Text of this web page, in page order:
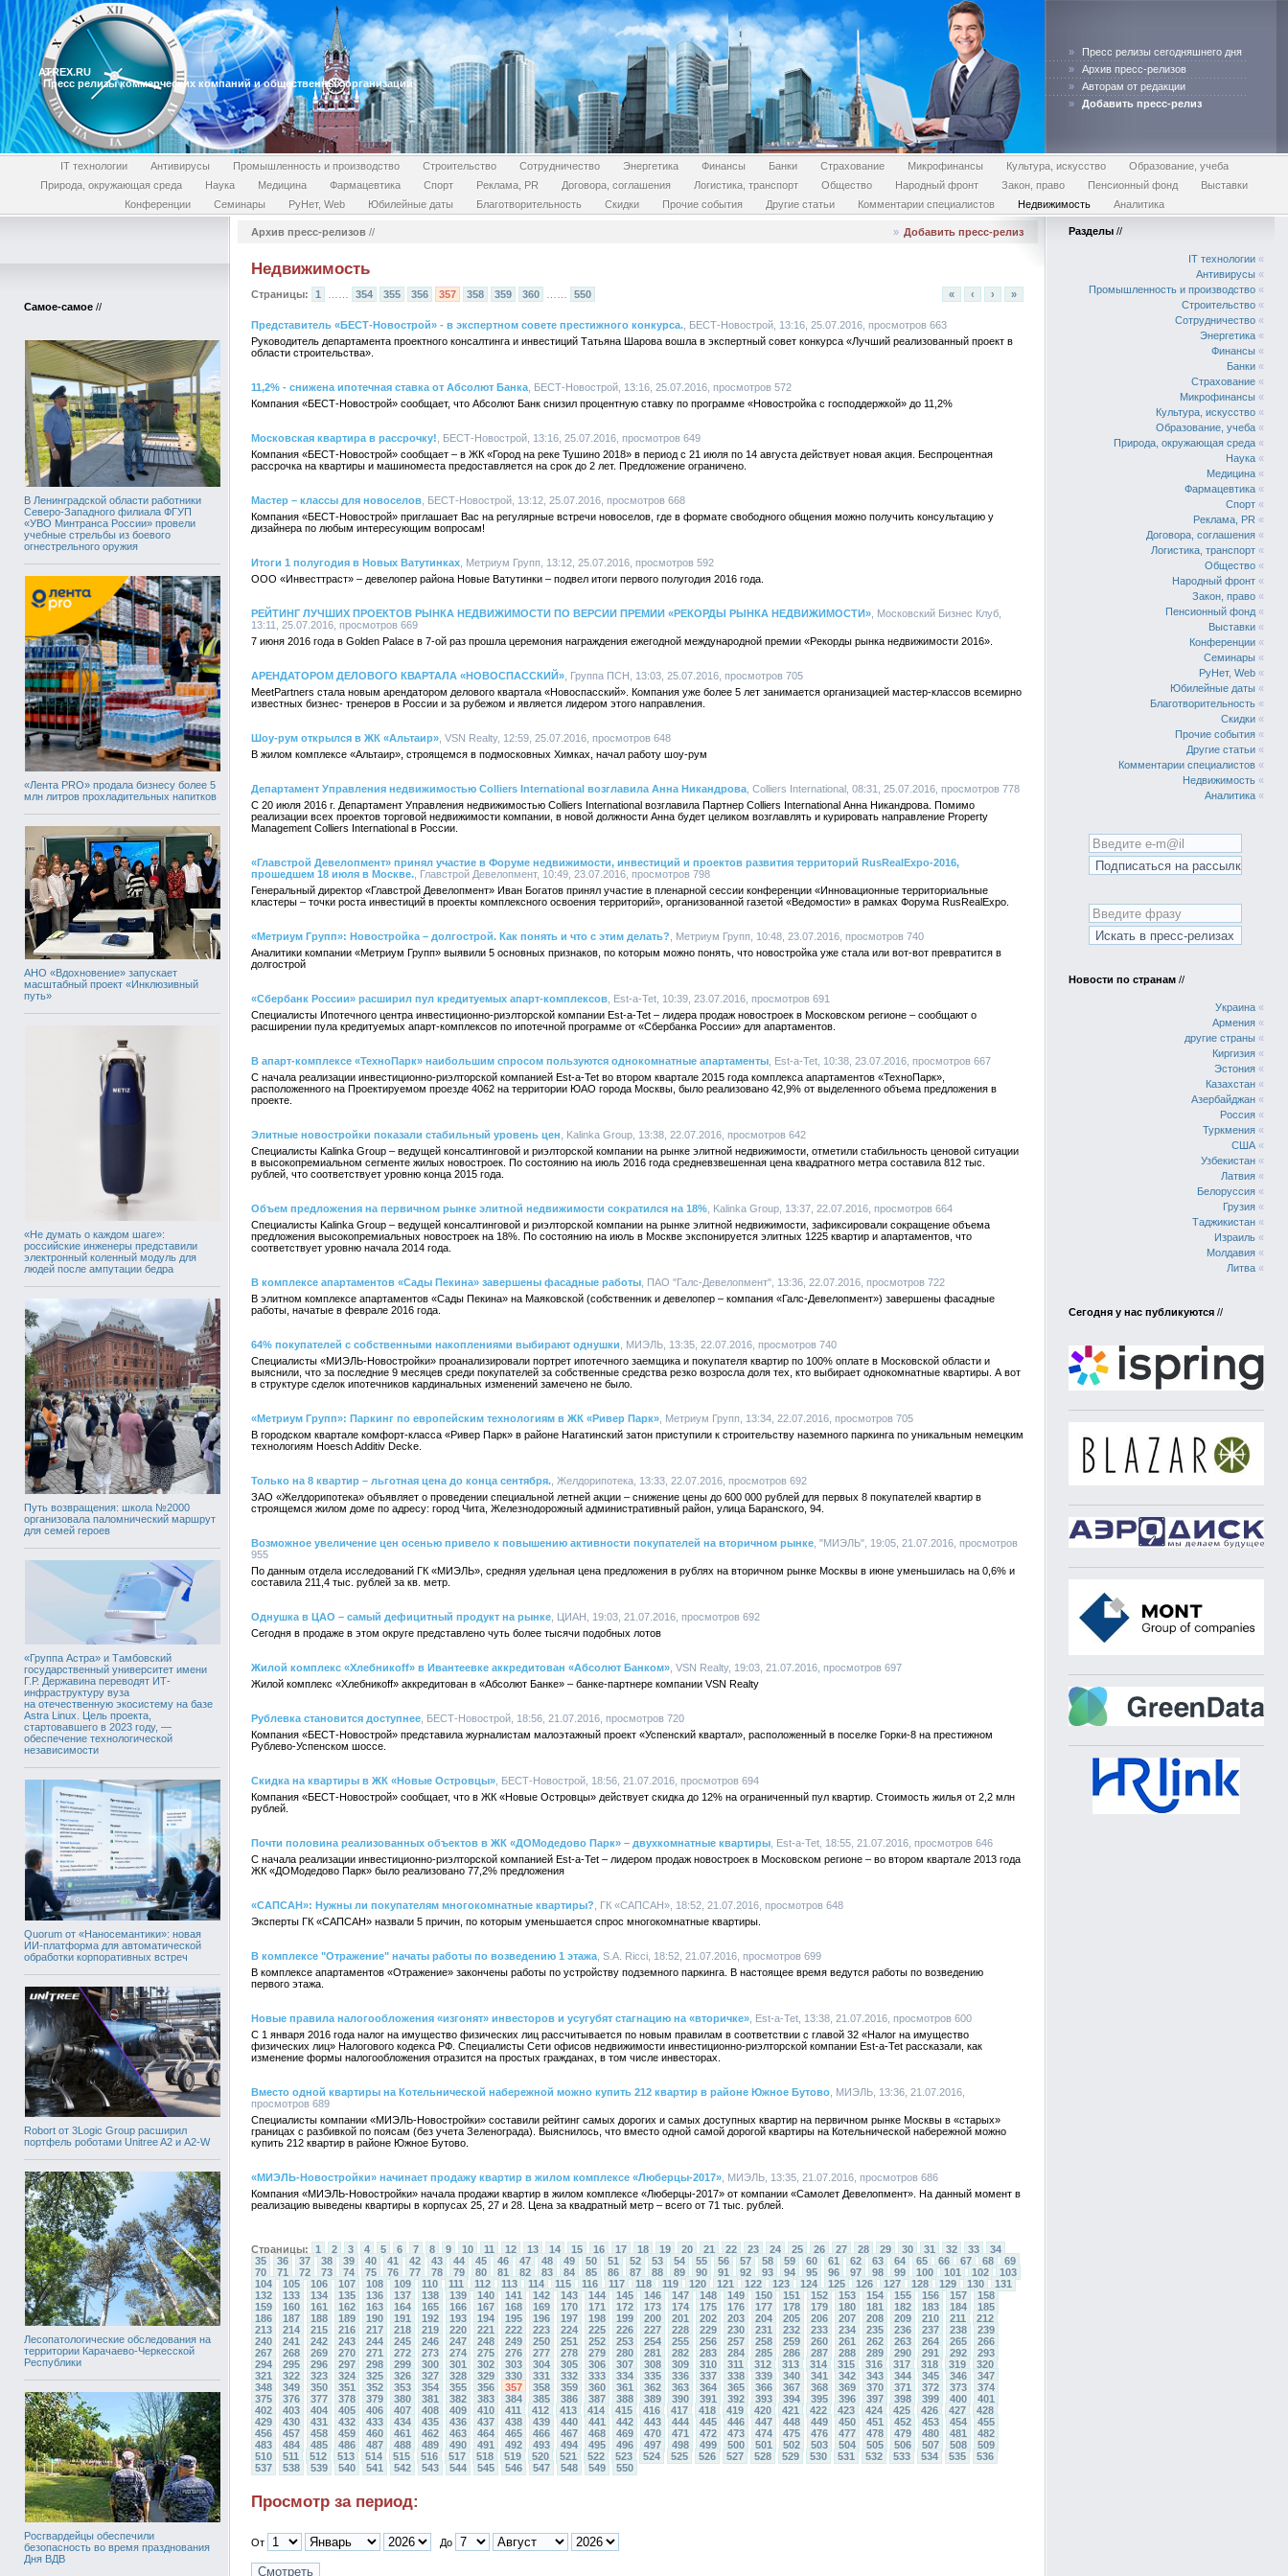
ATREX.RU
Пресс релизы коммерческих компаний и общественных организаций
»
Пресс релизы сегодняшнего дня
»
Архив пресс-релизов
»
Авторам от редакции
»
Добавить пресс-релиз
IT технологии Антивирусы Промышленность и производство Строительство Сотрудничество Энергетика Финансы Банки Страхование Микрофинансы Культура, искусство
Образование, учеба
Природа, окружающая среда
Наука Медицина Фармацевтика Спорт Реклама, PR Договора, соглашения Логистика, транспорт Общество Народный фронт Закон, право Пенсионный фонд
Выставки
Конференции
Семинары РуНет, Web Юбилейные даты Благотворительность Скидки Прочие события Другие статьи Комментарии специалистов Недвижимость Аналитика
Самое-самое //
В Ленинградской области работники
Северо-Западного филиала ФГУП
«УВО Минтранса России» провели
учебные стрельбы из боевого
огнестрельного оружия
«Лента PRO» продала бизнесу более 5
млн литров прохладительных напитков
АНО «Вдохновение» запускает
масштабный проект «Инклюзивный
путь»
«Не думать о каждом шаге»:
российские инженеры представили
электронный коленный модуль для
людей после ампутации бедра
Путь возвращения: школа №2000
организовала паломнический маршрут
для семей героев
«Группа Астра» и Тамбовский
государственный университет имени
Г.Р. Державина переводят ИТ-
инфраструктуру вуза
на отечественную экосистему на базе
Astra Linux. Цель проекта,
стартовавшего в 2023 году, —
обеспечение технологической
независимости
Quorum от «Наносемантики»: новая
ИИ-платформа для автоматической
обработки корпоративных встреч
Robort от 3Logic Group расширил
портфель роботами Unitree A2 и A2-W
Лесопатологические обследования на
территории Карачаево-Черкесской
Республики
Росгвардейцы обеспечили
безопасность во время празднования
Дня ВДВ
Архив пресс-релизов // » Добавить пресс-релиз
Недвижимость
Страницы: 1 354 355 356 357 358 359 360 550 « ‹ › »
Представитель «БЕСТ-Новострой» - в экспертном совете престижного конкурса. , БЕСТ-Новострой, 13:16, 25.07.2016, просмотров 663
Руководитель департамента проектного консалтинга и инвестиций Татьяна Шарова вошла в экспертный совет конкурса «Лучший реализованный проект в
области строительства».
11,2% - снижена ипотечная ставка от Абсолют Банка , БЕСТ-Новострой, 13:16, 25.07.2016, просмотров 572
Компания «БЕСТ-Новострой» сообщает, что Абсолют Банк снизил процентную ставку по программе «Новостройка с господдержкой» до 11,2%
Московская квартира в рассрочку! , БЕСТ-Новострой, 13:16, 25.07.2016, просмотров 649
Компания «БЕСТ-Новострой» сообщает – в ЖК «Город на реке Тушино 2018» в период с 21 июля по 14 августа действует новая акция. Беспроцентная
рассрочка на квартиры и машиноместа предоставляется на срок до 2 лет. Предложение ограничено.
Мастер – классы для новоселов , БЕСТ-Новострой, 13:12, 25.07.2016, просмотров 668
Компания «БЕСТ-Новострой» приглашает Вас на регулярные встречи новоселов, где в формате свободного общения можно получить консультацию у
дизайнера по любым интересующим вопросам!
Итоги 1 полугодия в Новых Ватутинках , Метриум Групп, 13:12, 25.07.2016, просмотров 592
ООО «Инвесттраст» – девелопер района Новые Ватутинки – подвел итоги первого полугодия 2016 года.
РЕЙТИНГ ЛУЧШИХ ПРОЕКТОВ РЫНКА НЕДВИЖИМОСТИ ПО ВЕРСИИ ПРЕМИИ «РЕКОРДЫ РЫНКА НЕДВИЖИМОСТИ» , Московский Бизнес Клуб,
13:11, 25.07.2016, просмотров 669
7 июня 2016 года в Golden Palace в 7-ой раз прошла церемония награждения ежегодной международной премии «Рекорды рынка недвижимости 2016».
АРЕНДАТОРОМ ДЕЛОВОГО КВАРТАЛА «НОВОСПАССКИЙ» , Группа ПСН, 13:03, 25.07.2016, просмотров 705
MeetPartners стала новым арендатором делового квартала «Новоспасский». Компания уже более 5 лет занимается организацией мастер-классов всемирно
известных бизнес- тренеров в России и за рубежом и является лидером этого направления.
Шоу-рум открылся в ЖК «Альтаир» , VSN Realty, 12:59, 25.07.2016, просмотров 648
В жилом комплексе «Альтаир», строящемся в подмосковных Химках, начал работу шоу-рум
Департамент Управления недвижимостью Colliers International возглавила Анна Никандрова , Colliers International, 08:31, 25.07.2016, просмотров 778
С 20 июля 2016 г. Департамент Управления недвижимостью Colliers International возглавила Партнер Colliers International Анна Никандрова. Помимо
реализации всех проектов торговой недвижимости компании, в новой должности Анна будет целиком возглавлять и курировать направление Property
Management Colliers International в России.
«Главстрой Девелопмент» принял участие в Форуме недвижимости, инвестиций и проектов развития территорий RusRealExpo-2016,
прошедшем 18 июля в Москве. , Главстрой Девелопмент, 10:49, 23.07.2016, просмотров 798
Генеральный директор «Главстрой Девелопмент» Иван Богатов принял участие в пленарной сессии конференции «Инновационные территориальные
кластеры – точки роста инвестиций в проекты комплексного освоения территорий», организованной газетой «Ведомости» в рамках Форума RusRealExpo.
«Метриум Групп»: Новостройка – долгострой. Как понять и что с этим делать? , Метриум Групп, 10:48, 23.07.2016, просмотров 740
Аналитики компании «Метриум Групп» выявили 5 основных признаков, по которым можно понять, что новостройка уже стала или вот-вот превратится в
долгострой
«Сбербанк России» расширил пул кредитуемых апарт-комплексов , Est-a-Tet, 10:39, 23.07.2016, просмотров 691
Специалисты Ипотечного центра инвестиционно-риэлторской компании Est-a-Tet – лидера продаж новостроек в Московском регионе – сообщают о
расширении пула кредитуемых апарт-комплексов по ипотечной программе от «Сбербанка России» для апартаментов.
В апарт-комплексе «ТехноПарк» наибольшим спросом пользуются однокомнатные апартаменты , Est-a-Tet, 10:38, 23.07.2016, просмотров 667
С начала реализации инвестиционно-риэлторской компанией Est-a-Tet во втором квартале 2015 года комплекса апартаментов «ТехноПарк»,
расположенного на Проектируемом проезде 4062 на территории ЮАО города Москвы, было реализовано 42,9% от выделенного объема предложения в
проекте.
Элитные новостройки показали стабильный уровень цен , Kalinka Group, 13:38, 22.07.2016, просмотров 642
Специалисты Kalinka Group – ведущей консалтинговой и риэлторской компании на рынке элитной недвижимости, отметили стабильность ценовой ситуации
в высокопремиальном сегменте жилых новостроек. По состоянию на июль 2016 года средневзвешенная цена квадратного метра составила 812 тыс.
рублей, что соответствует уровню конца 2015 года.
Объем предложения на первичном рынке элитной недвижимости сократился на 18% , Kalinka Group, 13:37, 22.07.2016, просмотров 664
Специалисты Kalinka Group – ведущей консалтинговой и риэлторской компании на рынке элитной недвижимости, зафиксировали сокращение объема
предложения высокопремиальных новостроек на 18%. По состоянию на июль в Москве экспонируется элитных 1225 квартир и апартаментов, что
соответствует уровню начала 2014 года.
В комплексе апартаментов «Сады Пекина» завершены фасадные работы , ПАО "Галс-Девелопмент", 13:36, 22.07.2016, просмотров 722
В элитном комплексе апартаментов «Сады Пекина» на Маяковской (собственник и девелопер – компания «Галс-Девелопмент») завершены фасадные
работы, начатые в феврале 2016 года.
64% покупателей с собственными накоплениями выбирают однушки , МИЭЛЬ, 13:35, 22.07.2016, просмотров 740
Специалисты «МИЭЛЬ-Новостройки» проанализировали портрет ипотечного заемщика и покупателя квартир по 100% оплате в Московской области и
выяснили, что за последние 9 месяцев среди покупателей за собственные средства резко возросла доля тех, кто выбирает однокомнатные квартиры. А вот
в структуре сделок ипотечников кардинальных изменений замечено не было.
«Метриум Групп»: Паркинг по европейским технологиям в ЖК «Ривер Парк» , Метриум Групп, 13:34, 22.07.2016, просмотров 705
В городском квартале комфорт-класса «Ривер Парк» в районе Нагатинский затон приступили к строительству наземного паркинга по уникальным немецким
технологиям Hoesch Additiv Decke.
Только на 8 квартир – льготная цена до конца сентября. , Желдорипотека, 13:33, 22.07.2016, просмотров 692
ЗАО «Желдорипотека» объявляет о проведении специальной летней акции – снижение цены до 600 000 рублей для первых 8 покупателей квартир в
строящемся жилом доме по адресу: город Чита, Железнодорожный административный район, улица Баранского, 94.
Возможное увеличение цен осенью привело к повышению активности покупателей на вторичном рынке , "МИЭЛЬ", 19:05, 21.07.2016, просмотров
955
По данным отдела исследований ГК «МИЭЛЬ», средняя удельная цена предложения в рублях на вторичном рынке Москвы в июне уменьшилась на 0,6% и
составила 211,4 тыс. рублей за кв. метр.
Однушка в ЦАО – самый дефицитный продукт на рынке , ЦИАН, 19:03, 21.07.2016, просмотров 692
Сегодня в продаже в этом округе представлено чуть более тысячи подобных лотов
Жилой комплекс «Хлебникоff» в Ивантеевке аккредитован «Абсолют Банком» , VSN Realty, 19:03, 21.07.2016, просмотров 697
Жилой комплекс «Хлебникоff» аккредитован в «Абсолют Банке» – банке-партнере компании VSN Realty
Рублевка становится доступнее , БЕСТ-Новострой, 18:56, 21.07.2016, просмотров 720
Компания «БЕСТ-Новострой» представила журналистам малоэтажный проект «Успенский квартал», расположенный в поселке Горки-8 на престижном
Рублево-Успенском шоссе.
Скидка на квартиры в ЖК «Новые Островцы» , БЕСТ-Новострой, 18:56, 21.07.2016, просмотров 694
Компания «БЕСТ-Новострой» сообщает, что в ЖК «Новые Островцы» действует скидка до 12% на ограниченный пул квартир. Стоимость жилья от 2,2 млн
рублей.
Почти половина реализованных объектов в ЖК «ДОМодедово Парк» – двухкомнатные квартиры , Est-a-Tet, 18:55, 21.07.2016, просмотров 646
С начала реализации инвестиционно-риэлторской компанией Est-a-Tet – лидером продаж новостроек в Московском регионе – во втором квартале 2013 года
ЖК «ДОМодедово Парк» было реализовано 77,2% предложения
«САПСАН»: Нужны ли покупателям многокомнатные квартиры? , ГК «САПСАН», 18:52, 21.07.2016, просмотров 648
Эксперты ГК «САПСАН» назвали 5 причин, по которым уменьшается спрос многокомнатные квартиры.
В комплексе "Отражение" начаты работы по возведению 1 этажа , S.A. Ricci, 18:52, 21.07.2016, просмотров 699
В комплексе апартаментов «Отражение» закончены работы по устройству подземного паркинга. В настоящее время ведутся работы по возведению
первого этажа.
Новые правила налогообложения «изгонят» инвесторов и усугубят стагнацию на «вторичке» , Est-a-Tet, 13:38, 21.07.2016, просмотров 600
С 1 января 2016 года налог на имущество физических лиц рассчитывается по новым правилам в соответствии с главой 32 «Налог на имущество
физических лиц» Налогового кодекса РФ. Специалисты Сети офисов недвижимости инвестиционно-риэлторской компании Est-a-Tet рассказали, как
изменение формы налогообложения отразится на простых гражданах, в том числе инвесторах.
Вместо одной квартиры на Котельнической набережной можно купить 212 квартир в районе Южное Бутово , МИЭЛЬ, 13:36, 21.07.2016,
просмотров 689
Специалисты компании «МИЭЛЬ-Новостройки» составили рейтинг самых дорогих и самых доступных квартир на первичном рынке Москвы в «старых»
границах с разбивкой по поясам (без учета Зеленограда). Выяснилось, что вместо одной самой дорогой квартиры на Котельнической набережной можно
купить 212 квартир в районе Южное Бутово.
«МИЭЛЬ-Новостройки» начинает продажу квартир в жилом комплексе «Люберцы-2017» , МИЭЛЬ, 13:35, 21.07.2016, просмотров 686
Компания «МИЭЛЬ-Новостройки» начала продажи квартир в жилом комплексе «Люберцы-2017» от компании «Самолет Девелопмент». На данный момент в
реализацию выведены квартиры в корпусах 25, 27 и 28. Цена за квадратный метр – всего от 71 тыс. рублей.
Страницы: 1 2 3 4 5 6 7 8 9 10 11 12 13 14 15 16 17 18 19 20 21 22 23 24 25 26 27 28 29 30 31 32 33
34
35
36 37 38 39 40 41 42 43 44 45 46 47 48 49 50 51 52 53 54 55 56 57 58 59 60 61 62 63 64 65 66 67 68
69
70
71 72 73 74 75 76 77 78 79 80 81 82 83 84 85 86 87 88 89 90 91 92 93 94 95 96 97 98 99 100 101 102
103
104
105 106 107 108 109 110 111 112 113 114 115 116 117 118 119 120 121 122 123 124 125 126 127 128 129 130
131
132
133 134 135 136 137 138 139 140 141 142 143 144 145 146 147 148 149 150 151 152 153 154 155 156 157
158
159
160 161 162 163 164 165 166 167 168 169 170 171 172 173 174 175 176 177 178 179 180 181 182 183 184
185
186
187 188 189 190 191 192 193 194 195 196 197 198 199 200 201 202 203 204 205 206 207 208 209 210 211
212
213
214 215 216 217 218 219 220 221 222 223 224 225 226 227 228 229 230 231 232 233 234 235 236 237 238
239
240
241 242 243 244 245 246 247 248 249 250 251 252 253 254 255 256 257 258 259 260 261 262 263 264 265
266
267
268 269 270 271 272 273 274 275 276 277 278 279 280 281 282 283 284 285 286 287 288 289 290 291 292
293
294
295 296 297 298 299 300 301 302 303 304 305 306 307 308 309 310 311 312 313 314 315 316 317 318 319
320
321
322 323 324 325 326 327 328 329 330 331 332 333 334 335 336 337 338 339 340 341 342 343 344 345 346
347
348
349 350 351 352 353 354 355 356 357 358 359 360 361 362 363 364 365 366 367 368 369 370 371 372 373
374
375
376 377 378 379 380 381 382 383 384 385 386 387 388 389 390 391 392 393 394 395 396 397 398 399 400
401
402
403 404 405 406 407 408 409 410 411 412 413 414 415 416 417 418 419 420 421 422 423 424 425 426 427
428
429
430 431 432 433 434 435 436 437 438 439 440 441 442 443 444 445 446 447 448 449 450 451 452 453 454
455
456
457 458 459 460 461 462 463 464 465 466 467 468 469 470 471 472 473 474 475 476 477 478 479 480 481
482
483
484 485 486 487 488 489 490 491 492 493 494 495 496 497 498 499 500 501 502 503 504 505 506 507 508
509
510
511 512 513 514 515 516 517 518 519 520 521 522 523 524 525 526 527 528 529 530 531 532 533 534 535
536
537
538 539 540 541 542 543 544 545 546 547 548 549 550
Просмотр за период:
От До
Разделы //
IT технологии «
Антивирусы «
Промышленность и производство «
Строительство «
Сотрудничество «
Энергетика «
Финансы «
Банки «
Страхование «
Микрофинансы «
Культура, искусство «
Образование, учеба «
Природа, окружающая среда «
Наука «
Медицина «
Фармацевтика «
Спорт «
Реклама, PR «
Договора, соглашения «
Логистика, транспорт «
Общество «
Народный фронт «
Закон, право «
Пенсионный фонд «
Выставки «
Конференции «
Семинары «
РуНет, Web «
Юбилейные даты «
Благотворительность «
Скидки «
Прочие события «
Другие статьи «
Комментарии специалистов «
Недвижимость «
Аналитика «
Новости по странам //
Украина «
Армения «
другие страны «
Киргизия «
Эстония «
Казахстан «
Азербайджан «
Россия «
Туркмения «
США «
Узбекистан «
Латвия «
Белоруссия «
Грузия «
Таджикистан «
Израиль «
Молдавия «
Литва «
Сегодня у нас публикуются //